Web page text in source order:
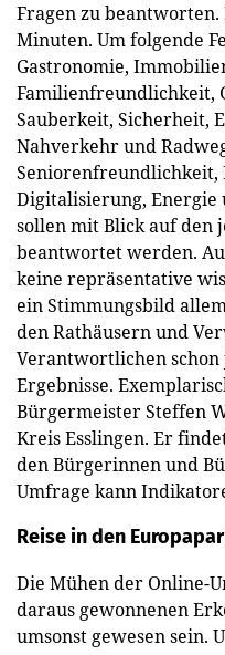
Fragen zu
Minuten. Um folgende
Gastronomie,
Familienfreundlichkeit,
Sauberkeit, Sicherheit,
Nahverkehr und
Digitalisierung, Energie
sollen mit Blick auf den
beantwortet werden.
keine repräsentative
ein Stimmungsbild
den Rathäusern und
Verantwortlichen schon
Ergebnisse.
Bürgermeister Steffen
Kreis Esslingen. Er
den Bürgerinnen und
Umfrage kann
Reise in den
Die Mühen der Online-
daraus gewonnenen
umsonst gewesen sein.